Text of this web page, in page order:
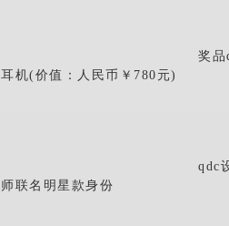
奖品
耳机(价值：人民币￥780元)
qdc
师联名 明星款身份